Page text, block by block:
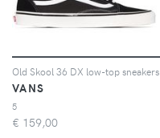
Old Skool 36 DX low-top sneakers
VANS
5
€ 159,00